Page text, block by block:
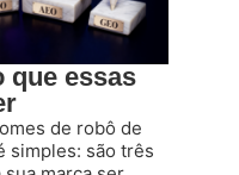
que essas
de robô de
simples: são três